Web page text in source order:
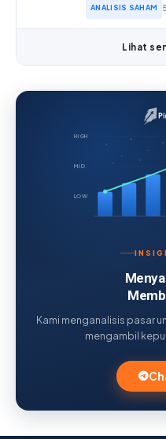
ANALISIS SAHAM
Lihat
HIGH
MID
LOW
Kami menganalisis pasar
mengambil